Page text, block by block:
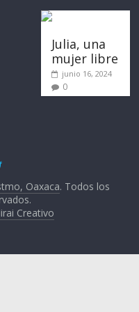
Julia, una
mujer libre
junio 16, 2024
0
Oaxaca. Todos los
Creativo